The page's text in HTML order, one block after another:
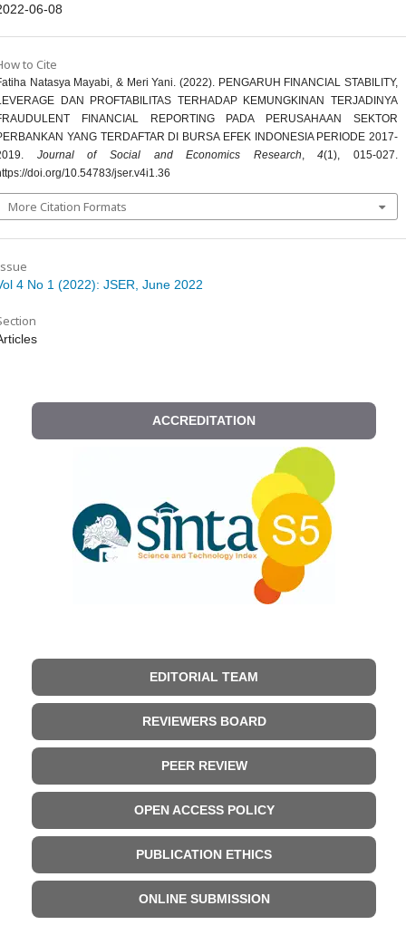
06-08
to Cite
Natasya Mayabi, & Meri Yani. (2022). PENGARUH FINANCIAL STABILITY,
DAN PROFTABILITAS TERHADAP KEMUNGKINAN TERJADINYA
FINANCIAL REPORTING PADA PERUSAHAAN SEKTOR
YANG TERDAFTAR DI BURSA EFEK INDONESIA PERIODE 2017-
Journal of Social and Economics Research ,4(1), 015-027.
doi.org/10.54783/jser.v4i1.36
More Citation Formats
4 No 1 (2022): JSER, June 2022
ACCREDITATION
EDITORIAL TEAM
REVIEWERS BOARD
PEER REVIEW
OPEN ACCESS POLICY
PUBLICATION ETHICS
ONLINE SUBMISSION